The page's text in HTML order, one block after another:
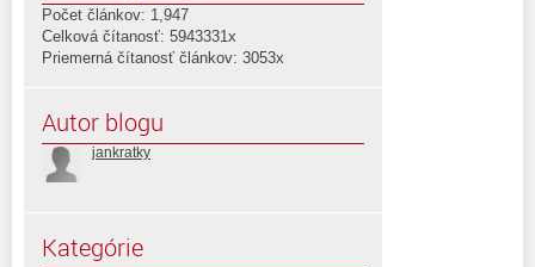
Počet článkov: 1,947
Celková čítanosť: 5943331x
Priemerná čítanosť článkov: 3053x
Autor blogu
jankratky
Kategórie